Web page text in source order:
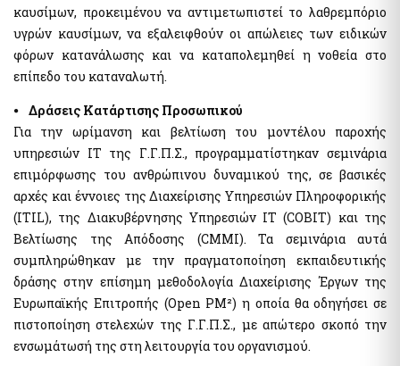
myDYPAlive - Εξυπηρέτηση με τηλεδιάσκεψη από την
Δημόσια Υπηρεσία Απασχόλησης (Δ.ΥΠ.Α τ. ΟΑΕΔ)
myEGDIXlive - Εξυπηρέτηση με τηλεδιάσκεψη ή τηλεφωνική
επικοινωνία & με φυσική παρουσία (για Γενικές Πληροφορίες
Διαχείρισης Οφειλών) από τη Γ.Γ.Χρηματοπιστωτικού Τομέα &
Εθν. Οικον. & Οικονομικών
myNAFTILIA.live
myOEYlive - Εξυπηρέτηση με τηλεδιάσκεψη από Γραφείο Ο.Ε.Υ.
του Υπουργείου Εξωτερικών
myPyrasfaleialive - Εξυπηρέτηση με τηλεδιάσκεψη,
τηλεφωνική επικοινωνία ή φυσική παρουσία από τα Γραφεία
Προληπτικής και Κατασταλτικής Πυρασφάλειας των ΔΙ.Π.Υ.Ν./
ΔΙ.Π.Υ. του Πυροσβεστικού Σώματος Ελλάδος
mySynigoroslive - Εξυπηρέτηση με τηλεδιάσκεψη από τον
Συνήγορο του Πολίτη
Λοιπές Υπηρεσίες
Pythia: Ερευνητικό έργο για την ανάπτυξη της τεχνολογίας
καυσίμων, προκειμένου να αντιμετωπιστεί το λαθρεμπόριο
υγρών καυσίμων, να εξαλειφθούν οι απώλειες των ειδικών
φόρων κατανάλωσης και να καταπολεμηθεί η νοθεία στο
επίπεδο του καταναλωτή.
⦁ Δράσεις Κατάρτισης Προσωπικού
Για την ωρίμανση και βελτίωση του μοντέλου παροχής
υπηρεσιών ΙΤ της Γ.Γ.Π.Σ., προγραμματίστηκαν σεμινάρια
επιμόρφωσης του ανθρώπινου δυναμικού της, σε βασικές
αρχές και έννοιες της Διαχείρισης Υπηρεσιών Πληροφορικής
(ITIL), της Διακυβέρνησης Υπηρεσιών IT (COBIT) και της
Βελτίωσης της Απόδοσης (CMMI). Τα σεμινάρια αυτά
συμπληρώθηκαν με την πραγματοποίηση εκπαιδευτικής
δράσης στην επίσημη μεθοδολογία Διαχείρισης Έργων της
Ευρωπαϊκής Επιτροπής (Open PM²) η οποία θα οδηγήσει σε
πιστοποίηση στελεχών της Γ.Γ.Π.Σ., με απώτερο σκοπό την
ενσωμάτωσή της στη λειτουργία του οργανισμού.